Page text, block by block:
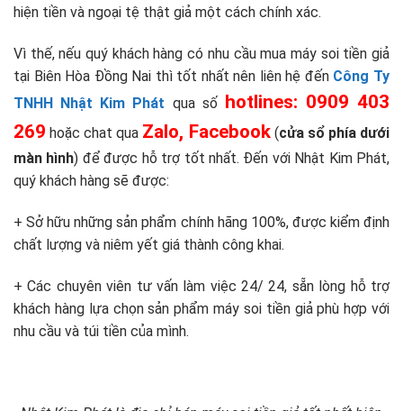
hiện tiền và ngoại tệ thật giả một cách chính xác.
Vì thế, nếu quý khách hàng có nhu cầu mua máy soi tiền giả
tại Biên Hòa Đồng Nai thì tốt nhất nên liên hệ đến Công Ty
TNHH Nhật Kim Phát qua số hotlines: 0909 403
269 hoặc chat qua Zalo, Facebook(cửa sổ phía dưới
màn hình) để được hỗ trợ tốt nhất. Đến với Nhật Kim Phát,
quý khách hàng sẽ được:
+ Sở hữu những sản phẩm chính hãng 100%, được kiểm định
chất lượng và niêm yết giá thành công khai.
+ Các chuyên viên tư vấn làm việc 24/ 24, sẵn lòng hỗ trợ
khách hàng lựa chọn sản phẩm máy soi tiền giả phù hợp với
nhu cầu và túi tiền của mình.